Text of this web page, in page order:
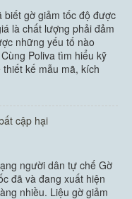
biết gờ giảm tốc độ được
là chất lượng phải đảm
những yếu tố nào
Poliva tìm hiểu kỹ
thiết kế mẫu mã, kích
chặn bánh xe
tốc
cập hại
người dân tự chế Gờ
đã và đang xuất hiện
nhiều. Liệu gờ giảm